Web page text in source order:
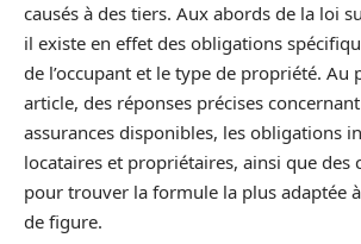
causés à des tiers. Aux abords de la loi
il existe en effet des obligations
de l’occupant et le type de propriété. Au
article, des réponses précises
assurances disponibles, les obligations
locataires et propriétaires, ainsi que des
pour trouver la formule la plus adaptée
de figure.